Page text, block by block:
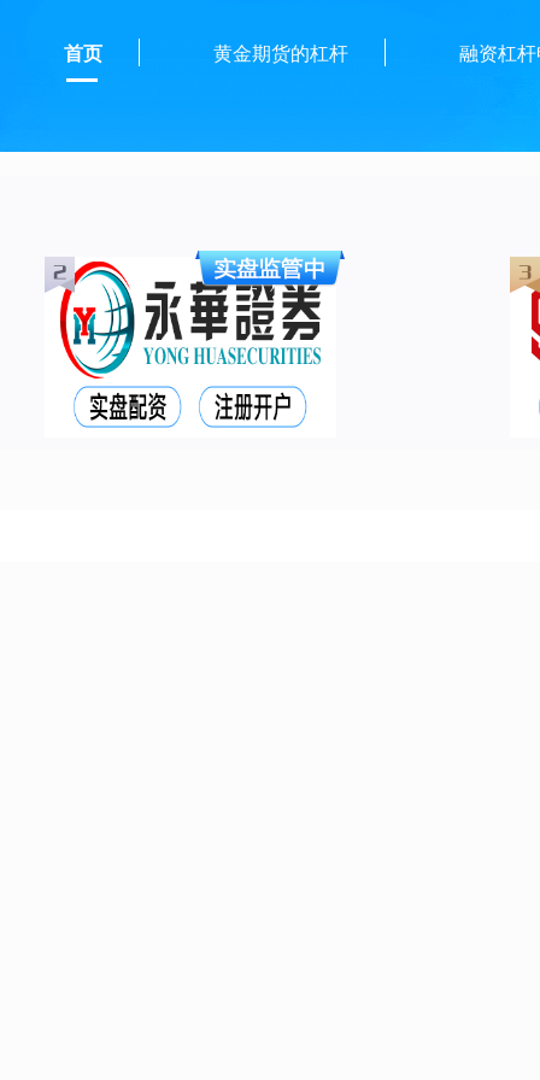
首页 黄金期货的杠杆 融资杠